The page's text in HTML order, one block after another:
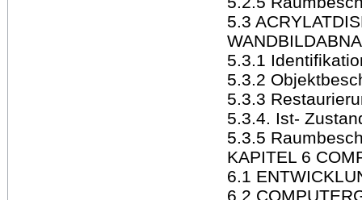
5.3
5.3.1
5.3.2
5.3.3
5.3.4. Ist-
5.3.5
KAPITEL 6
6.1
6.2